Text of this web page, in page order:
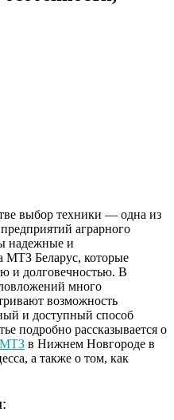
выбор техники — одна из
аграрного
надежные и
МТЗ Беларус, которые
и долговечностью. В
много
возможность
и доступный способ
подробно рассказывается о
МТЗ в Нижнем Новгороде в
а также о том, как